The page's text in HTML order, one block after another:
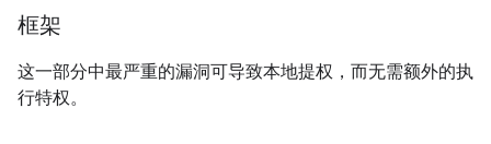
框架
这一部分中最严重的漏洞可导致本地提权，而无需额外的执
行特权。